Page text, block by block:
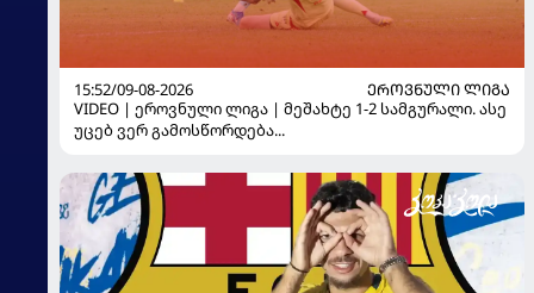
15:52/09-08-2026
ᲔᲠᲝᲕᲜᲣᲚᲘ ᲚᲘᲒᲐ
VIDEO | ეროვნული ლიგა | მეშახტე 1-2 სამგურალი. ასე
უცებ ვერ გამოსწორდება...